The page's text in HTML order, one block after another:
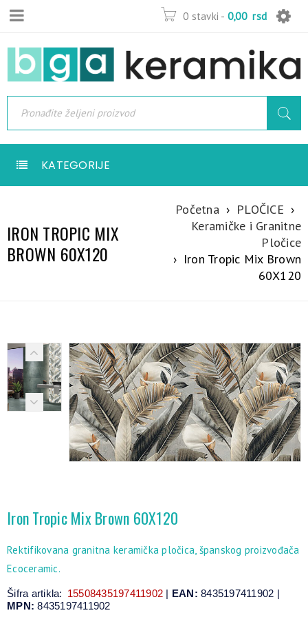
0 stavki - 0,00 rsd
KATEGORIJE
IRON TROPIC MIX
BROWN 60X120
Početna › PLOČICE ›
Keramičke i Granitne
Pločice
› Iron Tropic Mix Brown
60X120
Iron Tropic Mix Brown 60X120
Rektifikovana granitna keramička pločica, španskog proizvođača
Ecoceramic.
Šifra artikla: 15508435197411902 | EAN: 8435197411902 |
MPN: 8435197411902